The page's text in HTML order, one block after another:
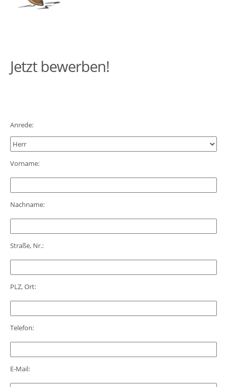
Jetzt bewerben!
Anrede:
Vorname:
Nachname:
Straße, Nr.:
PLZ, Ort:
Telefon:
E-Mail: